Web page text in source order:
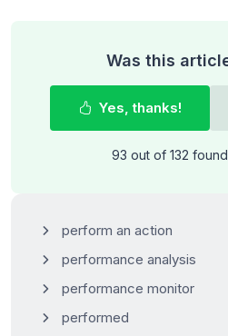
Was this
Yes, thanks!
93 out of 132
perform an action
performance analysis
performance monitor
performed